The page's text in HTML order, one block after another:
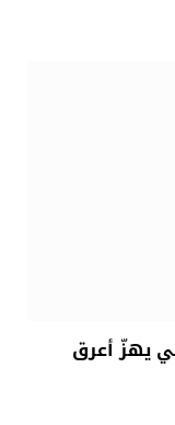
يهزّ أعرق